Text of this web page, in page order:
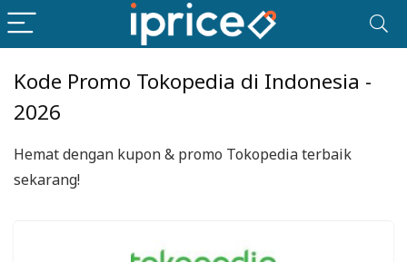
Kode Promo Tokopedia di Indonesia -
2026
Hemat dengan kupon & promo Tokopedia terbaik
sekarang!